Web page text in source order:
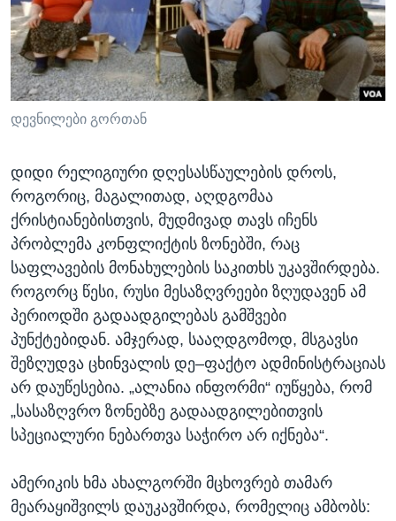
ᲡᲢᲣᲓᲘᲐ ᲕᲐᲨᲘᲜᲒᲢᲝᲜᲘ
ᲔᲙᲝᲜᲝᲛᲘᲙᲐ
ᲯᲐᲜᲛᲠᲗᲔᲚᲝᲑᲐ
ᲛᲔᲪᲜᲘᲔᲠᲔᲑᲐ
ᲘᲜᲢᲔᲠᲕᲘᲣ
ᲒᲐᲚᲘᲚᲔᲝ
ᲓᲔᲖᲘᲜᲤᲝᲠᲛᲐᲪᲘᲐ
Learning English
ᲗᲕᲐᲚᲘ ᲒᲕᲐᲓᲔᲕᲜᲔᲗ
ენები
დევნილები გორთან
დიდი რელიგიური დღესასწაულების დროს,
როგორიც, მაგალითად, აღდგომაა
ქრისტიანებისთვის, მუდმივად თავს იჩენს
პრობლემა კონფლიქტის ზონებში, რაც
საფლავების მონახულების საკითხს უკავშირდება.
როგორც წესი, რუსი მესაზღვრეები ზღუდავენ ამ
პერიოდში გადაადგილებას გამშვები
პუნქტებიდან. ამჯერად, სააღდგომოდ, მსგავსი
შეზღუდვა ცხინვალის დე–ფაქტო ადმინისტრაციას
არ დაუწესებია. „ალანია ინფორმი“ იუწყება, რომ
„სასაზღვრო ზონებზე გადაადგილებითვის
სპეციალური ნებართვა საჭირო არ იქნება“.
ამერიკის ხმა ახალგორში მცხოვრებ თამარ
მეარაყიშვილს დაუკავშირდა, რომელიც ამბობს: